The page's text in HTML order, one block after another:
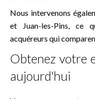
Nous intervenons
et Juan-les-Pins, ce
acquéreurs qui
Obtenez votre
aujourd'hui